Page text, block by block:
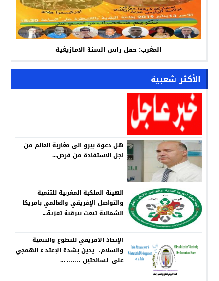
المغرب: حفل راس السنة الامازيغية
الأكثر شعبية
هل دعوة بيرو الى مغاربة العالم من
اجل الاستفادة من فرص...
الهيئة الملكية المغربية للتنمية
والتواصل الإفريقي والعالمي بامريكا
الشمالية تبعث ببرقية تعزية...
الإتحاد الافريقي للتطوع والتنمية
والسلام، يدين بشدة الإعتداء الهمجي
على السائحتين ………..